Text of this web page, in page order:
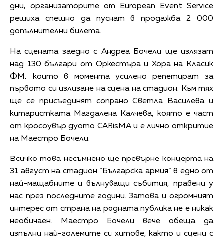
дни, организаторите от European Event Service
решиха спешно да пуснат в продажба 2 000
допълнителни билета.
На сцената заедно с Андреа Бочели ще излязат
над 130 българи от Оркестъра и Хора на Класик
ФМ, които в момента усилено репетират за
първото си излизане на сцена на стадион. Към тях
ще се присъединят сопрано Светла Василева и
китаристката Магдалена Калчева, която е част
от кросоувър дуото CARisMA и е лично откритие
на Маестро Бочели.
Всичко това несъмнено ще превърне концерта на
31 август на стадион “Българска армия” в едно от
най-мащабните и вълнуващи събития, правени у
нас през последните години. Затова и огромният
интерес от страна на родната публика не е никак
необичаен. Маестро Бочели вече обеща да
изпълни най-големите си хитове, както и сцени с